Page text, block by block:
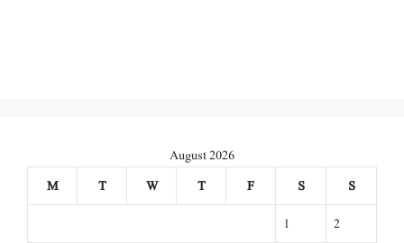
August 2026
M
T W T F S
S
1
2